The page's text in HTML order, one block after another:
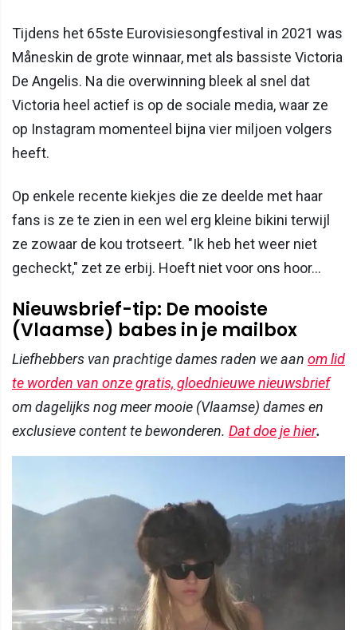
Tijdens het 65ste Eurovisiesongfestival in 2021 was
Måneskin de grote winnaar, met als bassiste Victoria
De Angelis. Na die overwinning bleek al snel dat
Victoria heel actief is op de sociale media, waar ze
op Instagram momenteel bijna vier miljoen volgers
heeft.
Op enkele recente kiekjes die ze deelde met haar
fans is ze te zien in een wel erg kleine bikini terwijl
ze zowaar de kou trotseert. "Ik heb het weer niet
gecheckt," zet ze erbij. Hoeft niet voor ons hoor...
Nieuwsbrief-tip: De mooiste
(Vlaamse) babes in je mailbox
Liefhebbers van prachtige dames raden we aan om lid
te worden van onze gratis, gloednieuwe nieuwsbrief
om dagelijks nog meer mooie (Vlaamse) dames en
exclusieve content te bewonderen. Dat doe je hier.